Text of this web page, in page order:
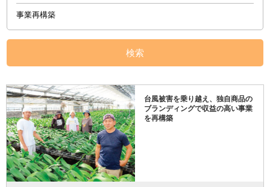
事業再構築
検索
台風被害を乗り越え、独自商品の
ブランディングで収益の高い事業
を再構築